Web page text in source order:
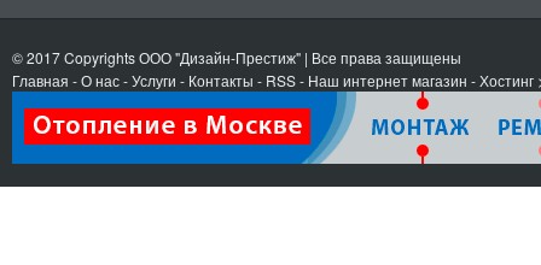
© 2017 CopyrightsООО "Дизайн-Престиж" | Все права защищены
Главная -О нас-Услуги - Контакты - RSS- Наш интернет магазин -Хостинг